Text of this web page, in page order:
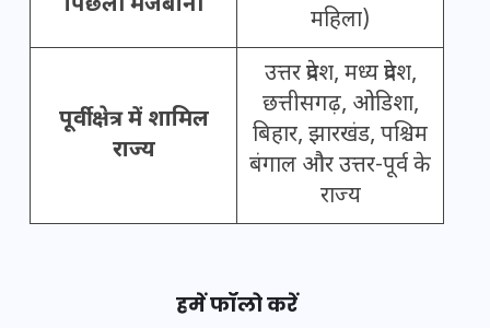
महिला)
पूर्वी क्षेत्र में शामिल
राज्य
उत्तर प्रदेश, मध्य प्रदेश,
छत्तीसगढ़, ओडिशा,
बिहार, झारखंड, पश्चिम
बंगाल और उत्तर-पूर्व के
राज्य
हमें फॉलो करें